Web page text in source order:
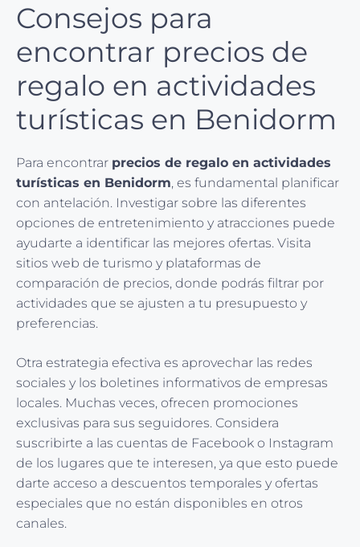
Consejos para
encontrar precios de
regalo en actividades
turísticas en Benidorm
Para encontrar precios de regalo en actividades
turísticas en Benidorm, es fundamental planificar
con antelación. Investigar sobre las diferentes
opciones de entretenimiento y atracciones puede
ayudarte a identificar las mejores ofertas. Visita
sitios web de turismo y plataformas de
comparación de precios, donde podrás filtrar por
actividades que se ajusten a tu presupuesto y
preferencias.
Otra estrategia efectiva es aprovechar las redes
sociales y los boletines informativos de empresas
locales. Muchas veces, ofrecen promociones
exclusivas para sus seguidores. Considera
suscribirte a las cuentas de Facebook o Instagram
de los lugares que te interesen, ya que esto puede
darte acceso a descuentos temporales y ofertas
especiales que no están disponibles en otros
canales.